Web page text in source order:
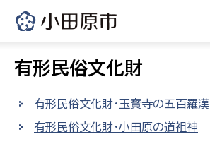
有形民俗文化財
有形民俗文化財・玉寳寺の五百羅漢
有形民俗文化財・小田原の道祖神